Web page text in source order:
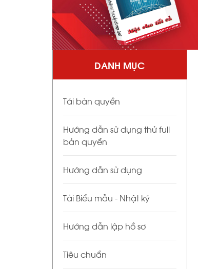
DANH MỤC
Tái bản quyền
Hướng dẫn sử dụng thử full
bản quyền
Hướng dẫn sử dụng
Tải Biểu mẫu - Nhật ký
Hướng dẫn lập hồ sơ
Tiêu chuẩn